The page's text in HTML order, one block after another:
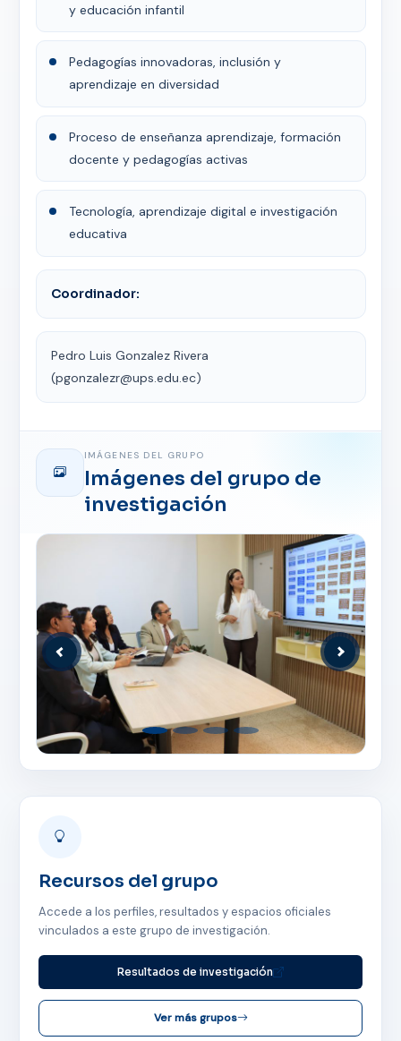
y educación infantil
Pedagogías innovadoras, inclusión y
aprendizaje en diversidad
Proceso de enseñanza aprendizaje, formación
docente y pedagogías activas
Tecnología, aprendizaje digital e investigación
educativa
Coordinador:
Pedro Luis Gonzalez Rivera
(pgonzalezr@ups.edu.ec)
IMÁGENES DEL GRUPO
Imágenes del grupo de
investigación
Anterior Siguiente
Recursos del grupo
Accede a los perfiles, resultados y espacios oficiales
vinculados a este grupo de investigación.
Resultados de investigación
Ver más grupos
UPIBOT